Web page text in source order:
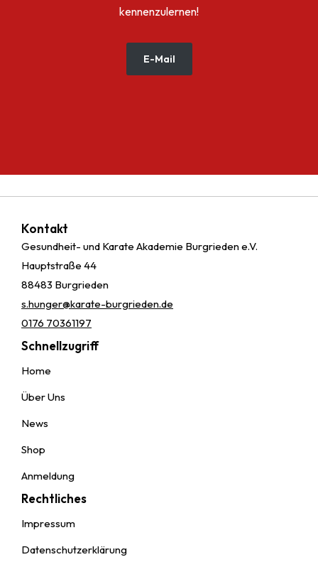
kennenzulernen!
E-Mail
Kontakt
Gesundheit- und Karate Akademie Burgrieden e.V.
Hauptstraße 44
88483 Burgrieden
s.hunger@karate-burgrieden.de
0176 70361197
Schnellzugriff
Home
Über Uns
News
Shop
Anmeldung
Rechtliches
Impressum
Datenschutzerklärung